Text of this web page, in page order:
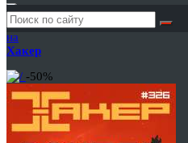
Годовая
подписка
на
Хакер
-50%